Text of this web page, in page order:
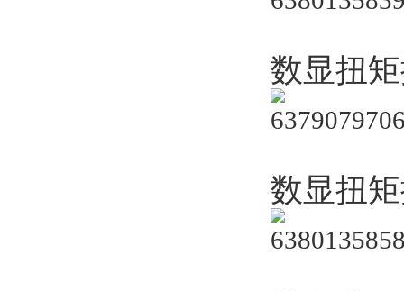
数显扭
数显扭